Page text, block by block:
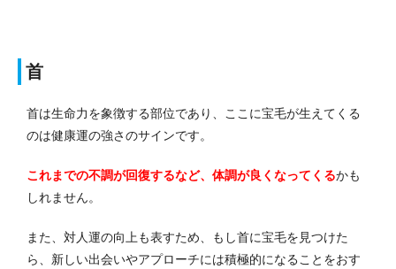
首
首は生命力を象徴する部位であり、ここに宝毛が生えてくる
のは健康運の強さのサインです。
これまでの不調が回復するなど、体調が良くなってくるかも
しれません。
また、対人運の向上も表すため、もし首に宝毛を見つけた
ら、新しい出会いやアプローチには積極的になることをおす